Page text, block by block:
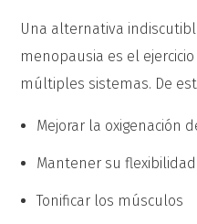
Una alternativa
menopausia es el
múltiples sistemas. De
Mejorar la oxigenación
Mantener su flexibilidad
Tonificar los músculos